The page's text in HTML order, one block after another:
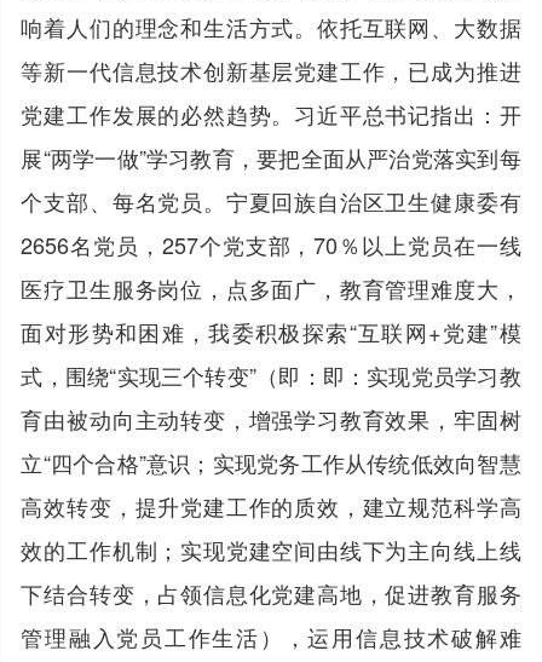
响着人们的理念和生活方式。依托互联网、大数据
等新一代信息技术创新基层党建工作，已成为推进
党建工作发展的必然趋势。习近平总书记指出：开
展“两学一做”学习教育，要把全面从严治党落实到每
个支部、每名党员。宁夏回族自治区卫生健康委有
2656名党员，257个党支部，70％以上党员在一线
医疗卫生服务岗位，点多面广，教育管理难度大，
面对形势和困难，我委积极探索“互联网+党建”模
式，围绕“实现三个转变”（即：即：实现党员学习教
育由被动向主动转变，增强学习教育效果，牢固树
立“四个合格”意识；实现党务工作从传统低效向智慧
高效转变，提升党建工作的质效，建立规范科学高
效的工作机制；实现党建空间由线下为主向线上线
下结合转变，占领信息化党建高地，促进教育服务
管理融入党员工作生活），运用信息技术破解难